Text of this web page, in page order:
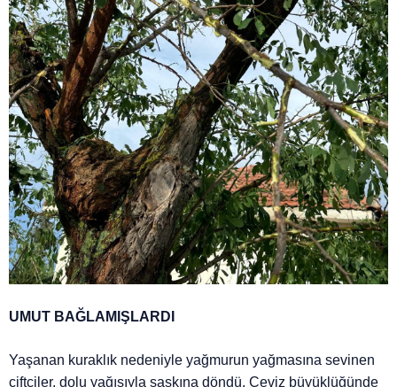
UMUT BAĞLAMIŞLARDI
Yaşanan kuraklık nedeniyle yağmurun yağmasına sevinen
çiftçiler, dolu yağışıyla şaşkına döndü. Ceviz büyüklüğünde